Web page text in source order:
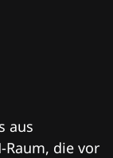
aus
die vor